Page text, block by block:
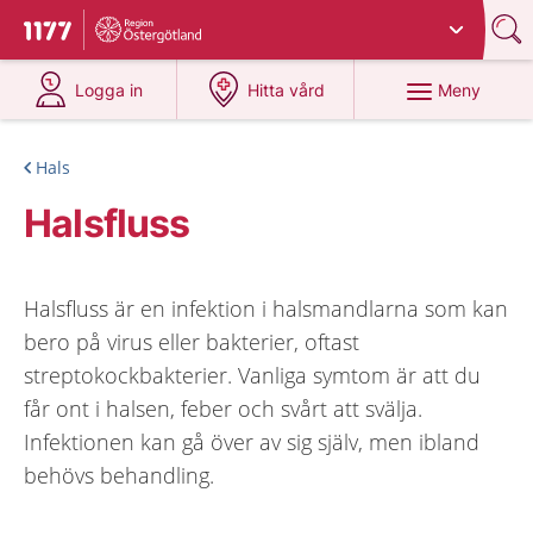
Till startsidan för 1177
Du har valt region
Logga in
på 1177.se
Hitta vård
på 1177.se
Meny
Hals
Halsfluss
Halsfluss är en infektion i halsmandlarna som kan
bero på virus eller bakterier, oftast
streptokockbakterier. Vanliga symtom är att du
får ont i halsen, feber och svårt att svälja.
Infektionen kan gå över av sig själv, men ibland
behövs behandling.